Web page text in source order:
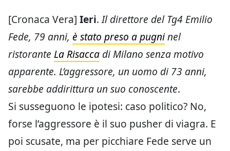
[Cronaca Vera] Ieri.Il direttore del Tg4 Emilio
Fede, 79 anni, è stato preso a pugninel
ristorante La Risacca di Milano senza motivo
apparente. L’aggressore, un uomo di 73 anni,
sarebbe addirittura un suo conoscente.
Si susseguono le ipotesi: caso politico? No,
forse l’aggressore è il suo pusher di viagra. E
poi scusate, ma per picchiare Fede serve un